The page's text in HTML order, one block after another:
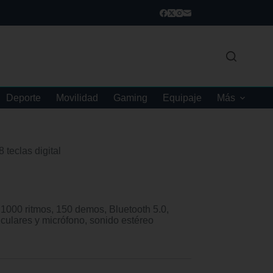
Deporte Movilidad Gaming Equipaje Más
teclas digital
ritmos, 150 demos, Bluetooth 5.0,
y micrófono, sonido estéreo